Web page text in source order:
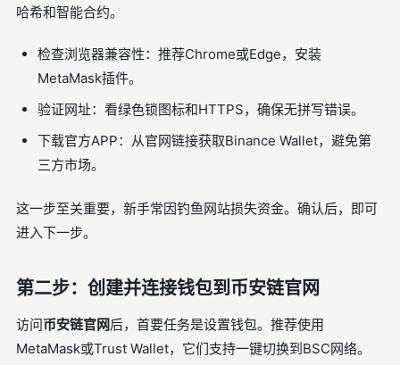
哈希和智能合约。
检查浏览器兼容性：推荐Chrome或Edge，安装
MetaMask插件。
验证网址：看绿色锁图标和HTTPS，确保无拼写错误。
下载官方APP：从官网链接获取Binance Wallet，避免第
三方市场。
这一步至关重要，新手常因钓鱼网站损失资金。确认后，即可
进入下一步。
第二步：创建并连接钱包到币安链官网
访问币安链官网后，首要任务是设置钱包。推荐使用
MetaMask或Trust Wallet，它们支持一键切换到BSC网络。